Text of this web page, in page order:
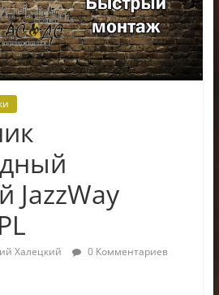
JazzWay
Халецкий
0 Комментариев